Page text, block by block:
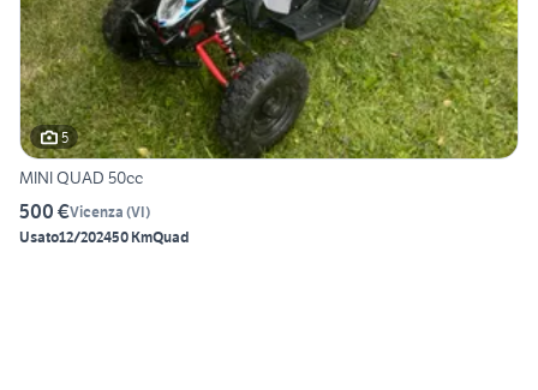
5
MINI QUAD 50cc
500 €Vicenza (VI)
Usato12/202450 KmQuad